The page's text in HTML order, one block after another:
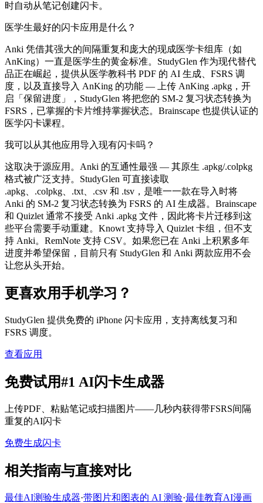
时自动从笔记创建闪卡。
医学生最好的闪卡应用是什么？
Anki 凭借其强大的间隔重复和庞大的现成医学卡组库（如
AnKing）一直是医学生的黄金标准。StudyGlen 作为现代替代
品正在崛起，提供从医学教科书 PDF 的 AI 生成、FSRS 调
度，以及直接导入 AnKing 的功能 — 上传 AnKing .apkg，开
启「保留进度」，StudyGlen 将把您的 SM-2 复习状态转换为
FSRS，已掌握的卡片维持掌握状态。Brainscape 也提供认证的
医学闪卡课程。
我可以从其他应用导入现有闪卡吗？
这取决于源应用。Anki 的互通性最强 — 其原生 .apkg/.colpkg
格式被广泛支持。StudyGlen 可直接读取
.apkg、.colpkg、.txt、.csv 和 .tsv，是唯一一款在导入时将
Anki 的 SM-2 复习状态转换为 FSRS 的 AI 生成器。Brainscape
和 Quizlet 通常不接受 Anki .apkg 文件，因此将卡片迁移到这
些平台需要手动重建。Knowt 支持导入 Quizlet 卡组，但不支
持 Anki。RemNote 支持 CSV。如果您已在 Anki 上积累多年
进度并希望保留，目前只有 StudyGlen 和 Anki 两款应用不会
让您从头开始。
更喜欢用手机学习？
StudyGlen 提供免费的 iPhone 闪卡应用，支持离线复习和
FSRS 调度。
查看应用
免费试用#1 AI闪卡生成器
上传PDF、粘贴笔记或扫描图片——几秒内获得带FSRS间隔
重复的AI闪卡
免费生成闪卡
相关指南与直接对比
最佳AI测验生成器·带图片和图表的 AI 测验·最佳教育AI漫画